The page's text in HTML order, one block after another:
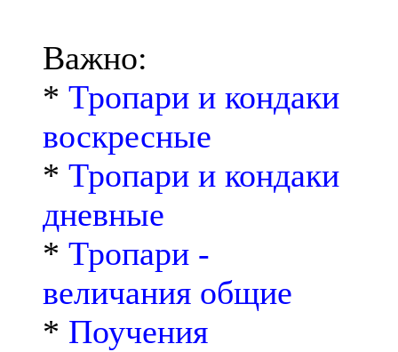
Важно:
* Тропари и кондаки
воскресные
* Тропари и кондаки
дневные
* Тропари -
величания общие
* Поучения